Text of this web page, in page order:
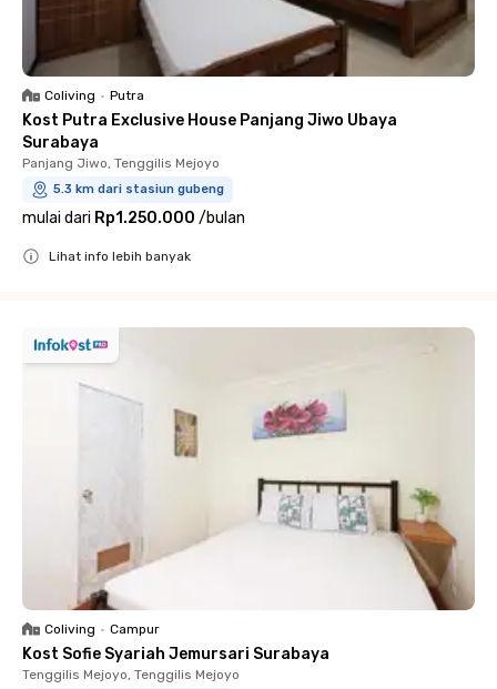
Coliving • Putra
Kost Putra Exclusive House Panjang Jiwo Ubaya
Surabaya
Panjang Jiwo, Tenggilis Mejoyo
5.3 km dari stasiun gubeng
mulai dari Rp1.250.000 /bulan
Lihat info lebih banyak
Coliving • Campur
Kost Sofie Syariah Jemursari Surabaya
Tenggilis Mejoyo, Tenggilis Mejoyo